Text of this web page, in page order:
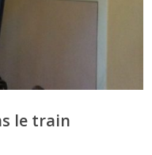
le train